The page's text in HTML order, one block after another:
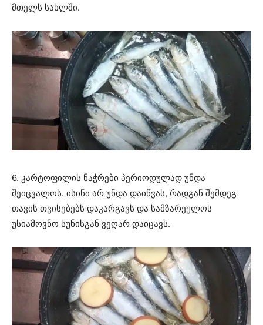
მთელს სახლში.
6. კარტოფილის ნაჭრები პერიოდულად უნდა
შეიცვალოს. ისინი არ უნდა დაიწვას, რადგან შემდეგ
თავის თვისებებს დაკარგავს და სამზარეულოს
უსიამოვნო სუნისგან ვეღარ დაიცავს.